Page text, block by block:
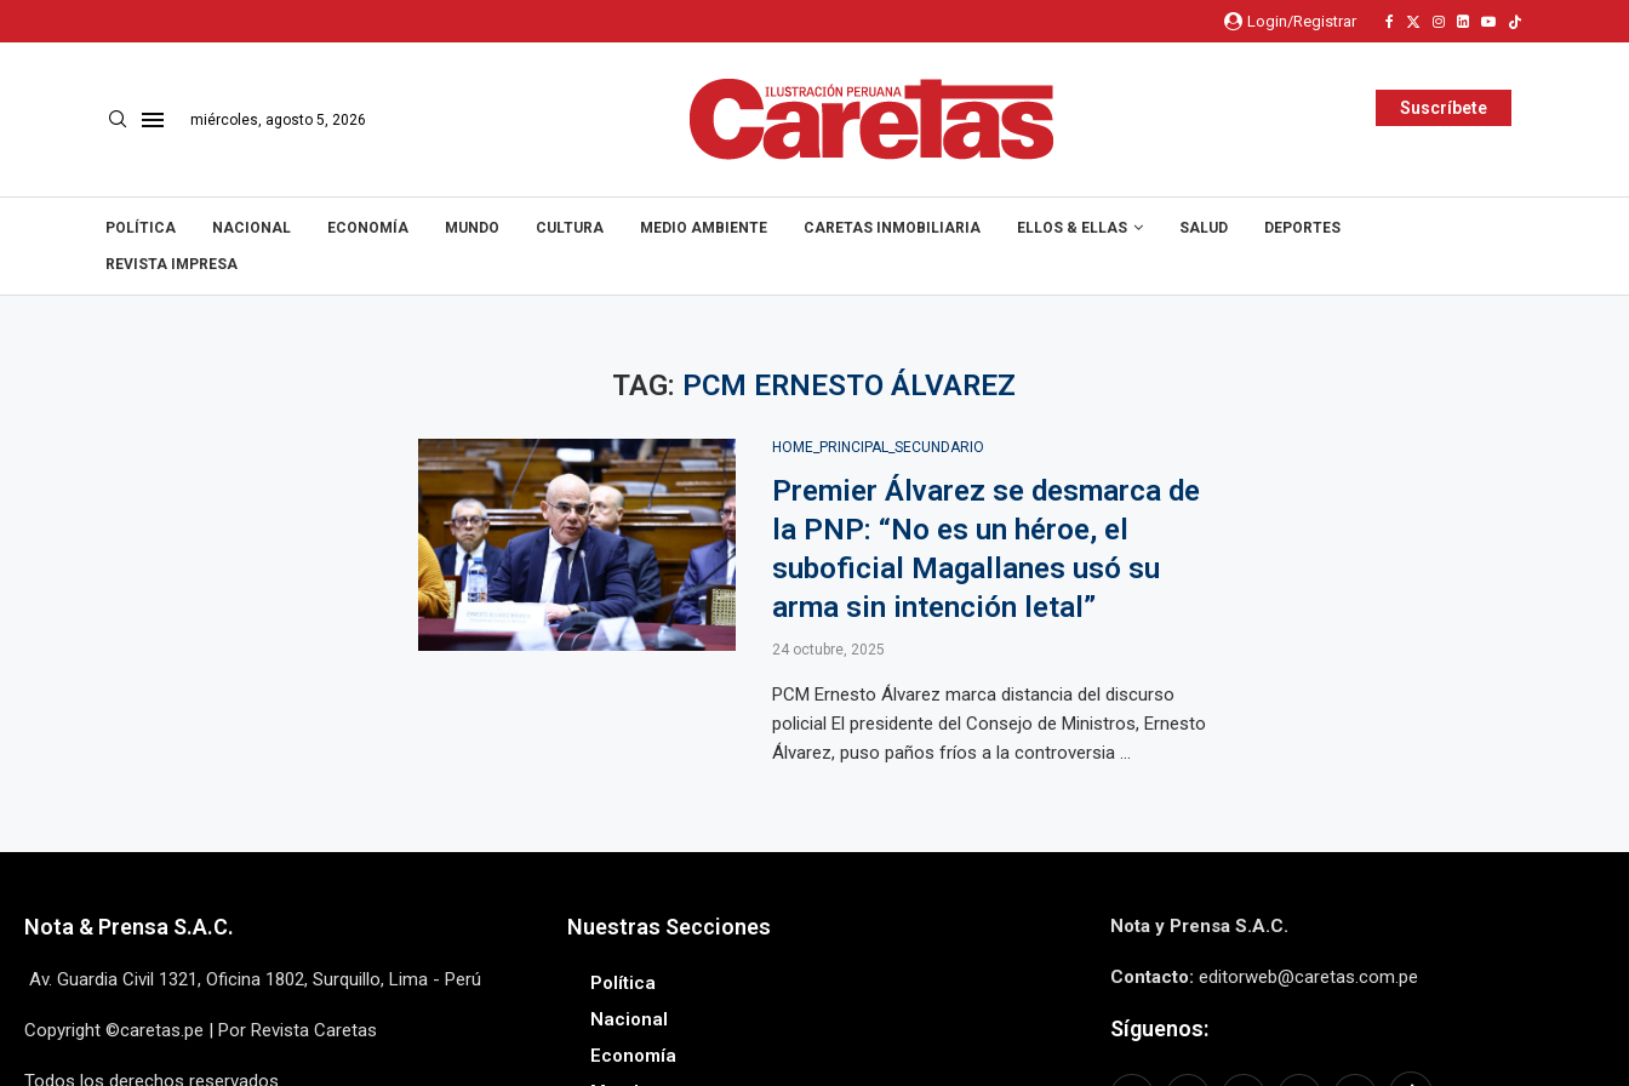
Login/Registrar
miércoles, agosto 5, 2026
Suscríbete
POLÍTICA NACIONAL ECONOMÍA MUNDO CULTURA MEDIO AMBIENTE CARETAS INMOBILIARIA ELLOS & ELLAS SALUD DEPORTES
REVISTA IMPRESA
TAG: PCM ERNESTO ÁLVAREZ
HOME_PRINCIPAL_SECUNDARIO
Premier Álvarez se desmarca de
la PNP: “No es un héroe, el
suboficial Magallanes usó su
arma sin intención letal”
24 octubre, 2025
PCM Ernesto Álvarez marca distancia del discurso
policial El presidente del Consejo de Ministros, Ernesto
Álvarez, puso paños fríos a la controversia ...
Nota & Prensa S.A.C.
Av. Guardia Civil 1321, Oficina 1802, Surquillo, Lima - Perú
Copyright ©caretas.pe | Por Revista Caretas
Todos los derechos reservados
Nuestras Secciones
Política
Nacional
Economía
Nota y Prensa S.A.C.
Contacto: editorweb@caretas.com.pe
Síguenos: